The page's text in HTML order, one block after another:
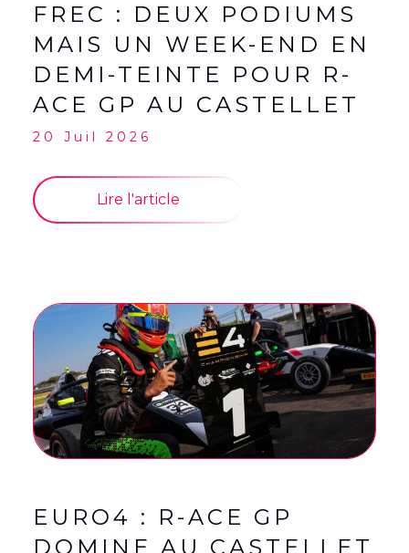
FREC : DEUX PODIUMS
MAIS UN WEEK-END EN
DEMI-TEINTE POUR R-
ACE GP AU CASTELLET
20 Juil 2026
Lire l'article
EURO4 : R-ACE GP
DOMINE AU CASTELLET